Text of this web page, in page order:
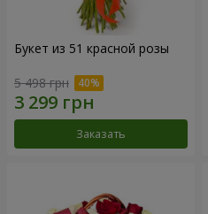
Букет из 51 красной розы
5 498 грн
Заказать